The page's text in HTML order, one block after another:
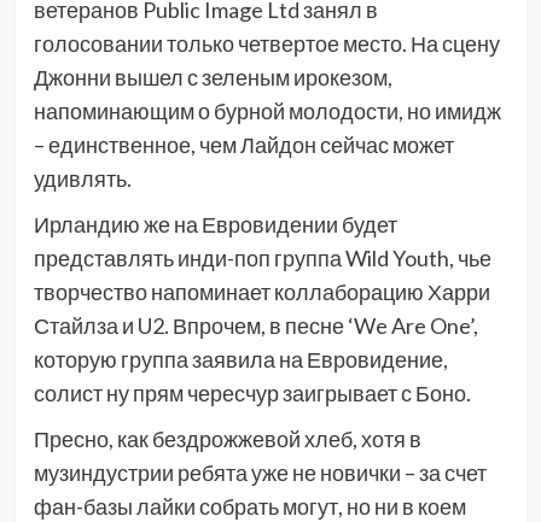
ветеранов Public Image Ltd занял в
голосовании только четвертое место. На сцену
Джонни вышел с зеленым ирокезом,
напоминающим о бурной молодости, но имидж
– единственное, чем Лайдон сейчас может
удивлять.
Ирландию же на Евровидении будет
представлять инди-поп группа Wild Youth, чье
творчество напоминает коллаборацию Харри
Стайлза и U2. Впрочем, в песне ‘We Are One’,
которую группа заявила на Евровидение,
солист ну прям чересчур заигрывает с Боно.
Пресно, как бездрожжевой хлеб, хотя в
музиндустрии ребята уже не новички – за счет
фан-базы лайки собрать могут, но ни в коем